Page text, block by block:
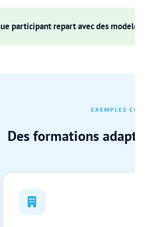
participant repart avec des modeles
EXEMPLES
Des formations